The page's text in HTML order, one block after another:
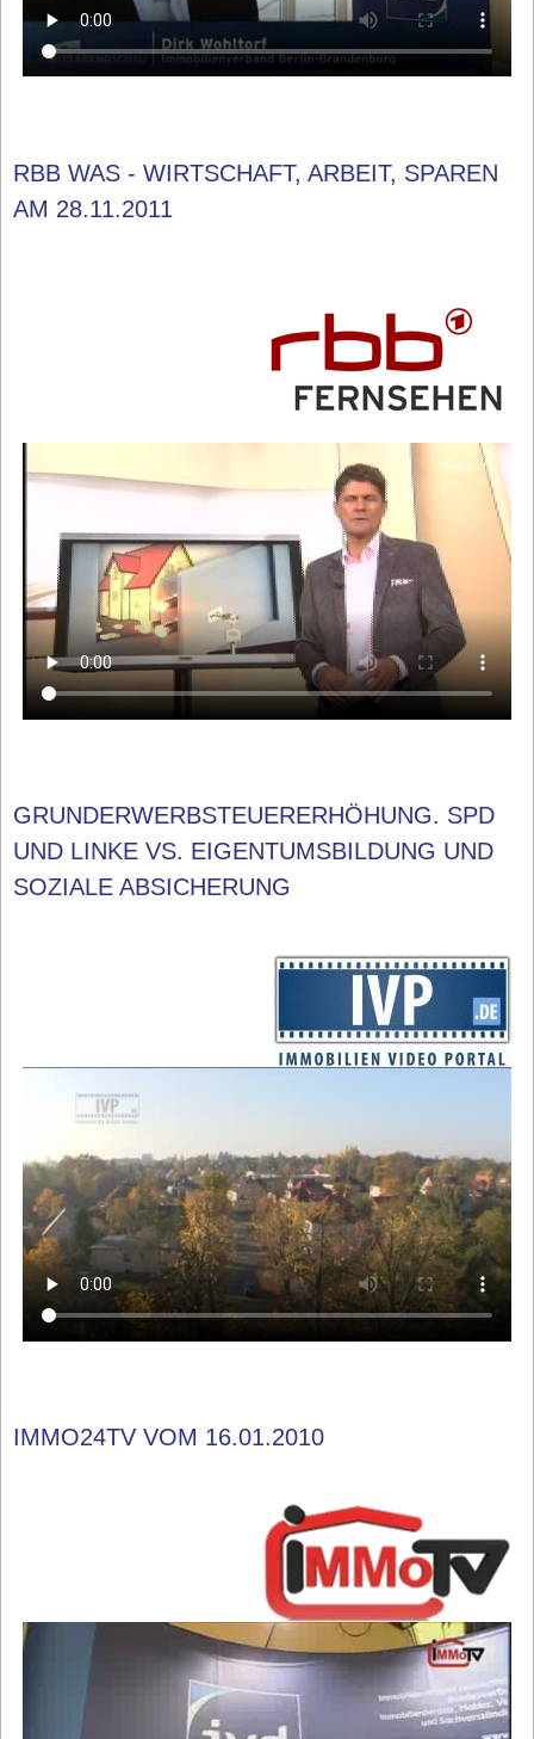
RBB WAS - WIRTSCHAFT, ARBEIT, SPAREN
AM 28.11.2011
GRUNDERWERBSTEUERERHÖHUNG. SPD
UND LINKE VS. EIGENTUMSBILDUNG UND
SOZIALE ABSICHERUNG
IMMO24TV VOM 16.01.2010